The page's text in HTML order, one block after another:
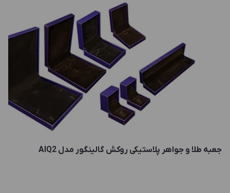
جعبه طلا و جواهر پلاستیکی روکش گالینگور مدل AIQ2